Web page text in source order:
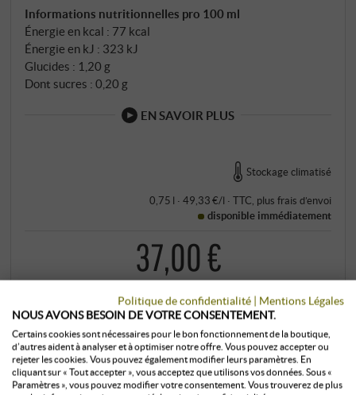
Informations nutritionnelles pro 100 ml
Énergie en kcal : 77 kcal
Énergie en kJ : 323 kJ
Glucides : 1,20 g
Dont sucres : 0,20 g
EN SAVOIR PLUS
Stockage climatisé
0,75 l · 49,33 €/l · TTC, plus frais d’envoi
disponible immédiatement
37,00 €
+
–
ACHETER
Politique de confidentialité | Mentions Légales
NOUS AVONS BESOIN DE VOTRE CONSENTEMENT.
Certains cookies sont nécessaires pour le bon fonctionnement de la boutique,
d’autres aident à analyser et à optimiser notre offre. Vous pouvez accepter ou
rejeter les cookies. Vous pouvez également modifier leurs paramètres. En
cliquant sur « Tout accepter », vous acceptez que utilisons vos données. Sous «
Paramètres », vous pouvez modifier votre consentement. Vous trouverez de plus